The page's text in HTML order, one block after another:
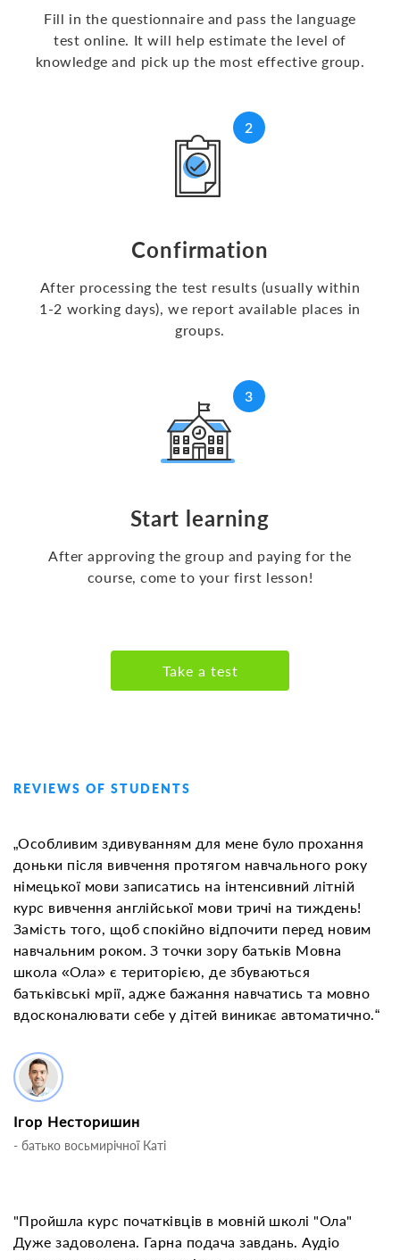
Fill in the questionnaire and pass the language
test online. It will help estimate the level of
knowledge and pick up the most effective group.
Confirmation
After processing the test results (usually within
1-2 working days), we report available places in
groups.
Start learning
After approving the group and paying for the
course, come to your first lesson!
Take a test
REVIEWS OF STUDENTS
„Особливим здивуванням для мене було прохання
доньки після вивчення протягом навчального року
німецької мови записатись на інтенсивний літній
курс вивчення англійської мови тричі на тиждень!
Замість того, щоб спокійно відпочити перед новим
навчальним роком. З точки зору батьків Мовна
школа «Ола» є територією, де збуваються
батьківські мрії, адже бажання навчатись та мовно
вдосконалювати себе у дітей виникає автоматично.“
Ігор Несторишин
- батько восьмирічної Каті
"Пройшла курс початківців в мовній школі "Ола"
Дуже задоволена. Гарна подача завдань. Аудіо